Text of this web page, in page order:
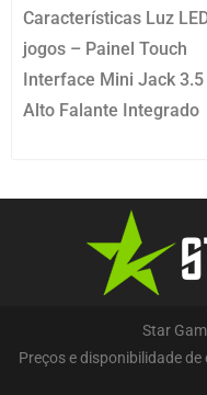
Características Luz
jogos – Painel Touch
Interface Mini Jack
Alto Falante Integrado
Star
Preços e disponibilidade